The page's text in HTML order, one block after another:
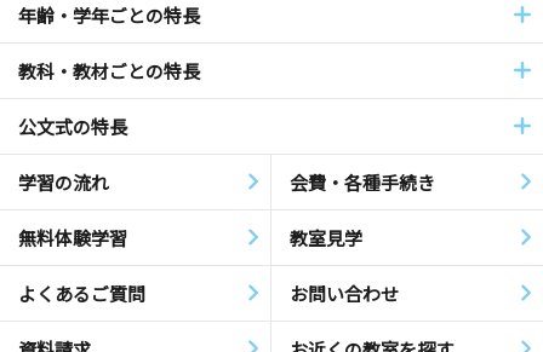
年齢・学年ごとの特長
教科・教材ごとの特長
公文式の特長
学習の流れ 会費・各種手続き
無料体験学習 教室見学
よくあるご質問 お問い合わせ